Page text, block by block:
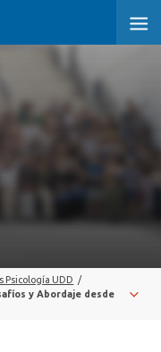
Psicología UDD /
y Abordaje desde